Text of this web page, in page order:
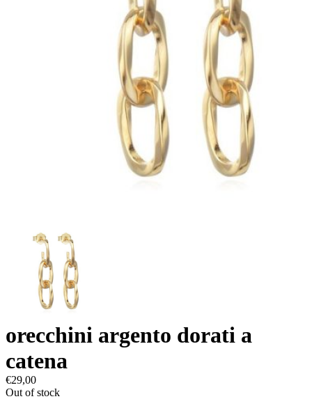
orecchini argento dorati a
catena
€29,00
Out of stock